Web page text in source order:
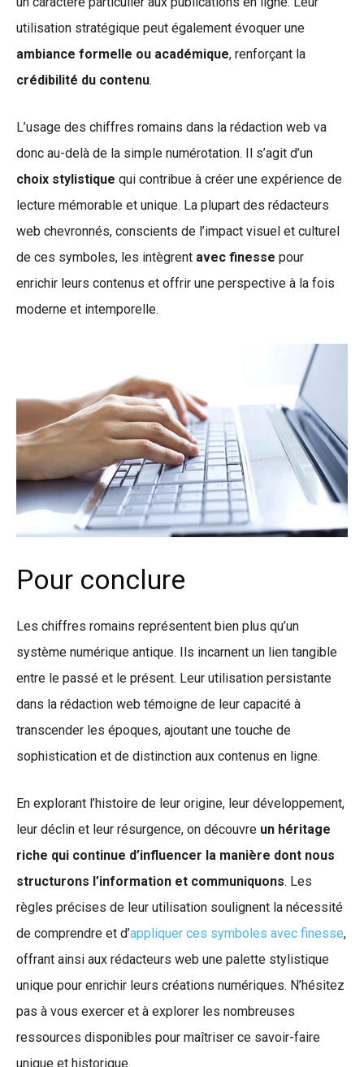
utilisation stratégique peut également évoquer une
ambiance formelle ou académique, renforçant la
crédibilité du contenu.
L’usage des chiffres romains dans la rédaction web va
donc au-delà de la simple numérotation. Il s’agit d’un
choix stylistique qui contribue à créer une expérience de
lecture mémorable et unique. La plupart des rédacteurs
web chevronnés, conscients de l’impact visuel et culturel
de ces symboles, les intègrent avec finesse pour
enrichir leurs contenus et offrir une perspective à la fois
moderne et intemporelle.
Pour conclure
Les chiffres romains représentent bien plus qu’un
système numérique antique. Ils incarnent un lien tangible
entre le passé et le présent. Leur utilisation persistante
dans la rédaction web témoigne de leur capacité à
transcender les époques, ajoutant une touche de
sophistication et de distinction aux contenus en ligne.
En explorant l’histoire de leur origine, leur développement,
leur déclin et leur résurgence, on découvre un héritage
riche qui continue d’influencer la manière dont nous
structurons l’information et communiquons. Les
règles précises de leur utilisation soulignent la nécessité
de comprendre et d’appliquer ces symboles avec finesse,
offrant ainsi aux rédacteurs web une palette stylistique
unique pour enrichir leurs créations numériques. N’hésitez
pas à vous exercer et à explorer les nombreuses
ressources disponibles pour maîtriser ce savoir-faire
unique et historique.